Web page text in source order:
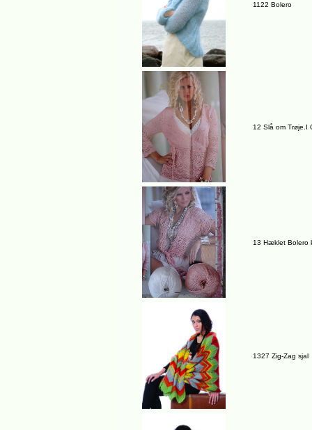
1122 Bolero
12 Slå om Trøje.I
13 Hæklet Bolero
1327 Zig-Zag sjal